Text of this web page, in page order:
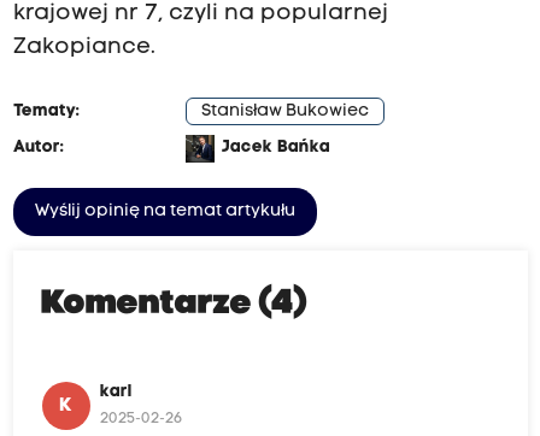
krajowej nr 7, czyli na popularnej
Zakopiance.
Tematy:
Stanisław Bukowiec
Autor:
Jacek Bańka
Wyślij opinię na temat artykułu
Komentarze (4)
K
karl
2025-02-26